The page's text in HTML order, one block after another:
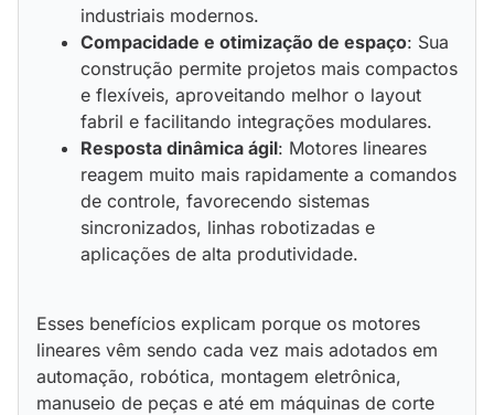
industriais modernos.
Compacidade e otimização de espaço: Sua
construção permite projetos mais compactos
e flexíveis, aproveitando melhor o layout
fabril e facilitando integrações modulares.
Resposta dinâmica ágil: Motores lineares
reagem muito mais rapidamente a comandos
de controle, favorecendo sistemas
sincronizados, linhas robotizadas e
aplicações de alta produtividade.
Esses benefícios explicam porque os motores
lineares vêm sendo cada vez mais adotados em
automação, robótica, montagem eletrônica,
manuseio de peças e até em máquinas de corte